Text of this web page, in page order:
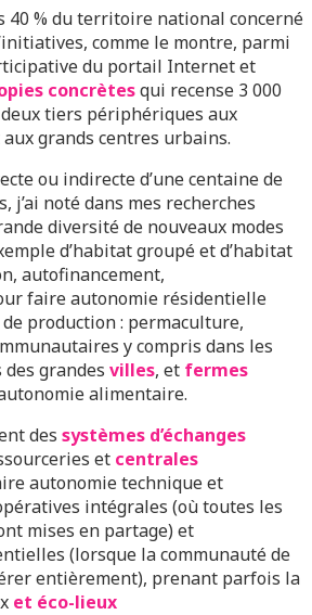
40 % du territoire national concerné
comme le montre, parmi
du portail Internet et
concrètesqui recense 3 000
tiers périphériques aux
grands centres urbains.
ou indirecte d’une centaine de
j’ai noté dans mes recherches
diversité de nouveaux modes
d’habitat groupé et d’habitat
autofinancement,
faire autonomie résidentielle
production : permaculture,
y compris dans les
grandes villes, et fermes
alimentaire.
des systèmes d’échanges
et centrales
autonomie technique et
intégrales (où toutes les
mises en partage) et
(lorsque la communauté de
entièrement), prenant parfois la
et éco-lieux